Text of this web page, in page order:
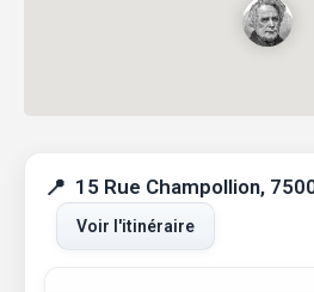
15 Rue Champollion,
Voir l'itinéraire